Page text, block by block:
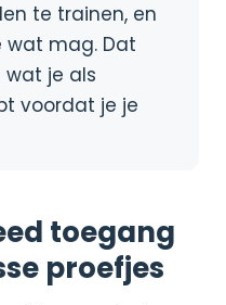
te trainen, en
wat mag. Dat
wat je als
voordat je je
toegang
proefjes